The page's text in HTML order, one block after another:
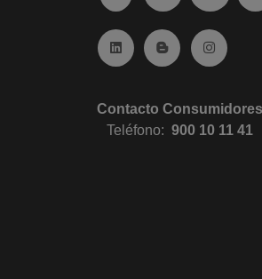
Ir a Linkedin (abre en
Ir al Blog (abre
Ir a
Contacto Consumidores
Teléfono:900 10 11 41